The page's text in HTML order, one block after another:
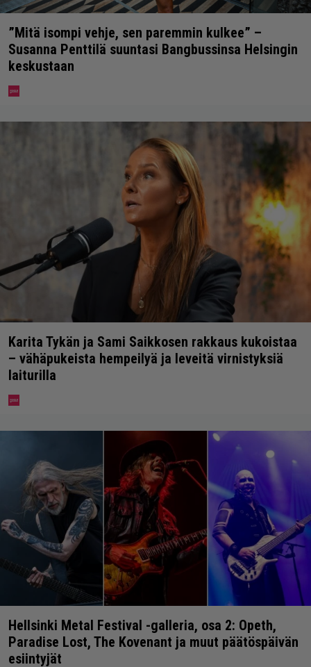
”Mitä isompi vehje, sen paremmin kulkee” –
Susanna Penttilä suuntasi Bangbussinsa Helsingin
keskustaan
Karita Tykän ja Sami Saikkosen rakkaus kukoistaa
– vähäpukeista hempeilyä ja leveitä virnistyksiä
laiturilla
Hellsinki Metal Festival -galleria, osa 2: Opeth,
Paradise Lost, The Kovenant ja muut päätöspäivän
esiintyjät